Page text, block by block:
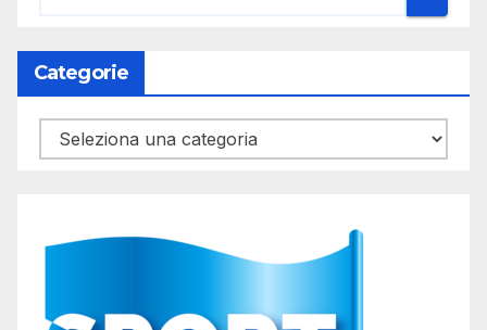
Categorie
Categorie